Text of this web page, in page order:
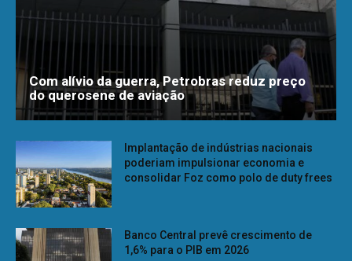
Com alívio da guerra, Petrobras reduz preço
do querosene de aviação
Implantação de indústrias nacionais
poderiam impulsionar economia e
consolidar Foz como polo de duty frees
Banco Central prevê crescimento de
1,6% para o PIB em 2026